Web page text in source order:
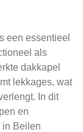
een essentieel
als
dakkapel
lekkages, wat
In dit
en
in Beilen